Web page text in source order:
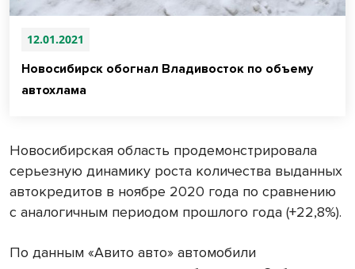
12.01.2021
Новосибирск обогнал Владивосток по объему
автохлама
Новосибирская область продемонстрировала
серьезную динамику роста количества выданных
автокредитов в ноябре 2020 года по сравнению
с аналогичным периодом прошлого года (+22,8%).
По данным «Авито авто» автомобили